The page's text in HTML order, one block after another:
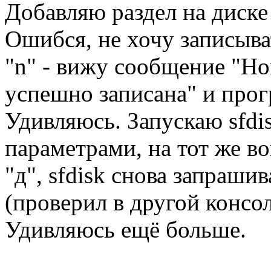
Добавляю раздел на
Ошибся, не хочу
"n" - вижу сообщение
успешно записана" и
Удивляюсь. Запускаю
параметрами, на тот же
"д", sfdisk снова
(проверил в другой
Удивляюсь ещё больше.